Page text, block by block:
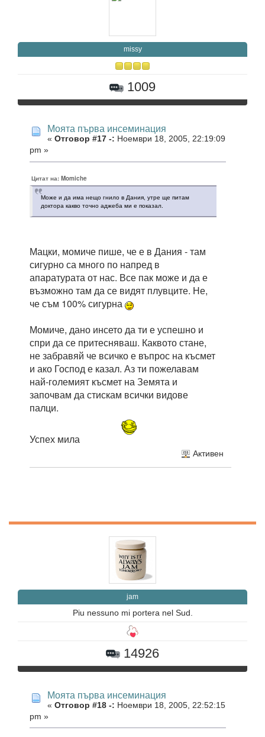
missy
1009
Моята първа инсеминация
« Отговор #17 -: Ноември 18, 2005, 22:19:09
pm »
Цитат на: Momiche
Може и да има нещо гнило в Дания, утре ще питам
доктора какво точно аджеба ми е показал.
Мацки, момиче пише, че е в Дания - там
сигурно са много по напред в
апаратурата от нас. Все пак може и да е
възможно там да се видят плувците. Не,
че съм 100% сигурна
Момиче, дано инсето да ти е успешно и
спри да се притесняваш. Каквото стане,
не забравяй че всичко е въпрос на късмет
и ако Господ е казал. Аз ти пожелавам
най-големият късмет на Земята и
започвам да стискам всички видове
палци.
Успех мила
Активен
jam
Piu nessuno mi portera nel Sud.
14926
Моята първа инсеминация
« Отговор #18 -: Ноември 18, 2005, 22:52:15
pm »